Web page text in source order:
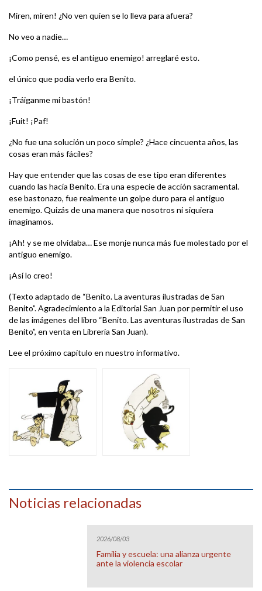
Miren, miren! ¿No ven quien se lo lleva para afuera?
No veo a nadie…
¡Como pensé, es el antiguo enemigo! arreglaré esto.
el único que podía verlo era Benito.
¡Tráiganme mi bastón!
¡Fuit! ¡Paf!
¿No fue una solución un poco simple? ¿Hace cincuenta años, las
cosas eran más fáciles?
Hay que entender que las cosas de ese tipo eran diferentes
cuando las hacía Benito. Era una especie de acción sacramental.
ese bastonazo, fue realmente un golpe duro para el antiguo
enemigo. Quizás de una manera que nosotros ni siquiera
imaginamos.
¡Ah! y se me olvidaba… Ese monje nunca más fue molestado por el
antiguo enemigo.
¡Así lo creo!
(Texto adaptado de “Benito. La aventuras ilustradas de San
Benito”. Agradecimiento a la Editorial San Juan por permitir el uso
de las imágenes del libro “Benito. Las aventuras ilustradas de San
Benito”, en venta en Librería San Juan).
Lee el próximo capítulo en nuestro informativo.
Noticias relacionadas
2026/08/03
Familia y escuela: una alianza urgente
ante la violencia escolar